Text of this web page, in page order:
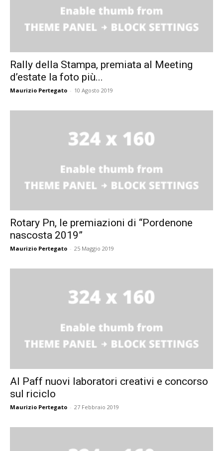
Rally della Stampa, premiata al Meeting
d’estate la foto più...
Maurizio Pertegato - 10 Agosto 2019
Rotary Pn, le premiazioni di “Pordenone
nascosta 2019”
Maurizio Pertegato - 25 Maggio 2019
Al Paff nuovi laboratori creativi e concorso
sul riciclo
Maurizio Pertegato - 27 Febbraio 2019